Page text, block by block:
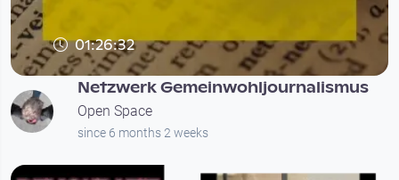
01:26:32
Netzwerk Gemeinwohljournalismus
Open Space
since 6 months 2 weeks